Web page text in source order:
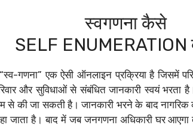
स्वगणना कैसे
SELF ENUMERATION
गणना” एक ऐसी ऑनलाइन प्रक्रिया है जिसमें
और सुविधाओं से संबंधित जानकारी स्वयं भरता
से की जा सकती है। जानकारी भरने के बाद
है। बाद में जब जनगणना अधिकारी घर आएगा